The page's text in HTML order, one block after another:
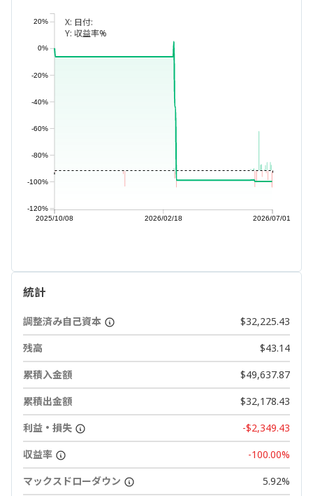
X: 日付:
Y: 収益率%
-120%
-100%
-80%
-60%
-40%
-20%
0%
20%
2025/10/08 2026/02/18 2026/07/01
統計
調整済み自己資本
$32,225.43
残高
$43.14
累積入金額
$49,637.87
累積出金額
$32,178.43
利益・損失
-$2,349.43
収益率
-100.00%
マックスドローダウン
5.92%